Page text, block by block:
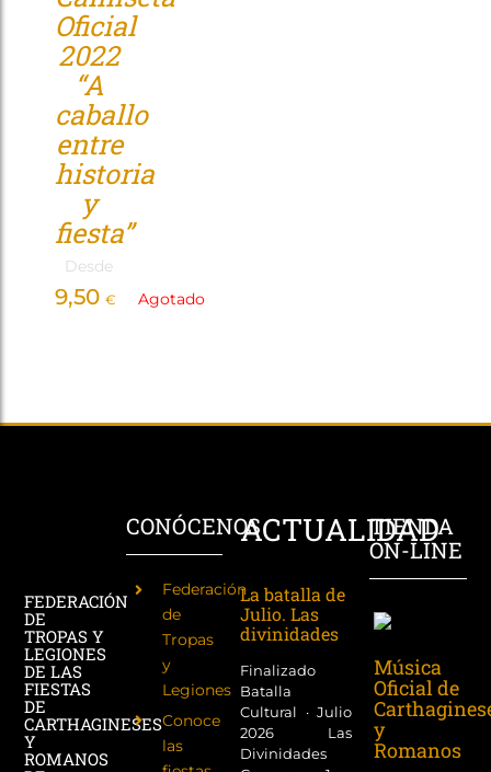
Oficial
2022
“A
caballo
entre
historia
y
fiesta”
Desde
9,50 € Agotado
FEDERACIÓN
DE
TROPAS Y
LEGIONES
DE LAS
FIESTAS
DE
CARTHAGINESES
Y
ROMANOS
CONÓCENOS
Federación
de
Tropas
y
Legiones
Conoce
las
ACTUALIDAD
La batalla de
Julio. Las
divinidades
Finalizado
Batalla
Cultural · Julio
2026 Las
Divinidades
TIENDA
ON-LINE
Música
Oficial de
y
Romanos